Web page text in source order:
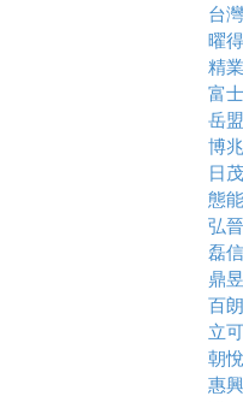
台
曜
精
富
岳
博
日
態
弘
磊
鼎
百
立
朝
惠